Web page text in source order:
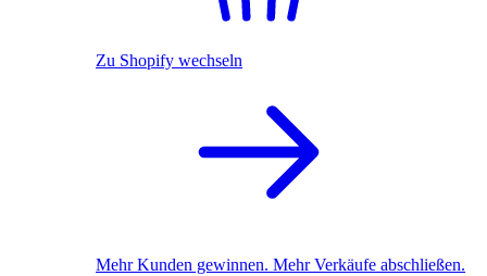
Zu Shopify wechseln
Mehr Kunden gewinnen. Mehr Verkäufe abschließen.